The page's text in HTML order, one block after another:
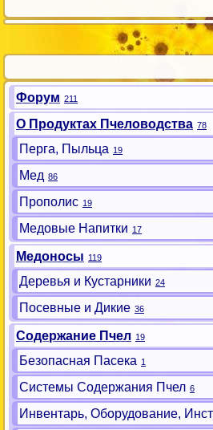
Форум 211
О Продуктах Пчеловодства 78
Перга, Пыльца 19
Мед 86
Прополис 19
Медовые Напитки 17
Медоносы 119
Деревья и Кустарники 24
Посевные и Дикие 36
Содержание Пчел 19
Безопасная Пасека 1
Системы Содержания Пчел 6
Инвентарь, Оборудование,